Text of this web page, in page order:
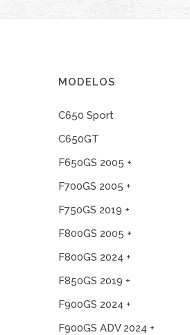
MODELOS
C650 Sport
C650GT
F650GS 2005 +
F700GS 2005 +
F750GS 2019 +
F800GS 2005 +
F800GS 2024 +
F850GS 2019 +
F900GS 2024 +
F900GS ADV 2024 +